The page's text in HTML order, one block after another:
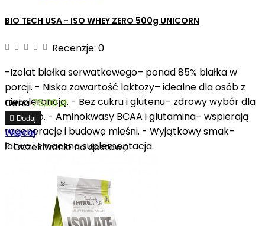
BIO TECH USA - ISO WHEY ZERO 500g UNICORN
Recenzje: 0
-Izolat białka serwatkowego– ponad 85% białka w
porcji. - Niska zawartość laktozy– idealne dla osób z
nietolerancją. - Bez cukru i glutenu– zdrowy wybór dla
każdego. - Aminokwasy BCAA i glutamina– wspierają
regenerację i budowę mięśni. - Wyjątkowy smak–
łatwa i smaczna suplementacja.
Cena75,00 zł
 Dodaj
Więcej
Oczekiwanie na dostawę